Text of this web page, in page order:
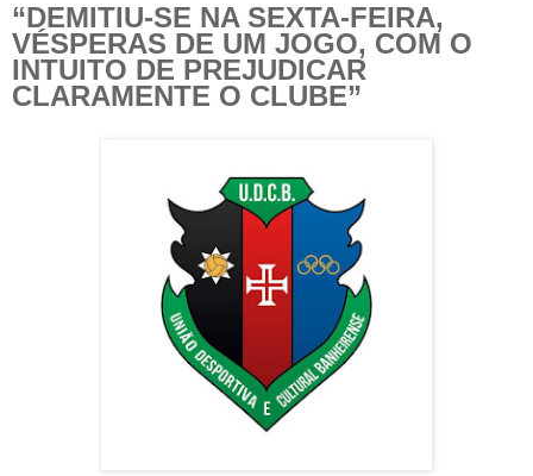
“DEMITIU-SE NA SEXTA-FEIRA,
VÉSPERAS DE UM JOGO, COM O
INTUITO DE PREJUDICAR
CLARAMENTE O CLUBE”